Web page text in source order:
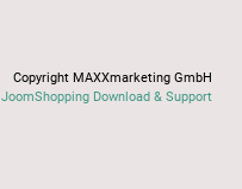
Copyright MAXXmarketing GmbH
JoomShopping Download & Support